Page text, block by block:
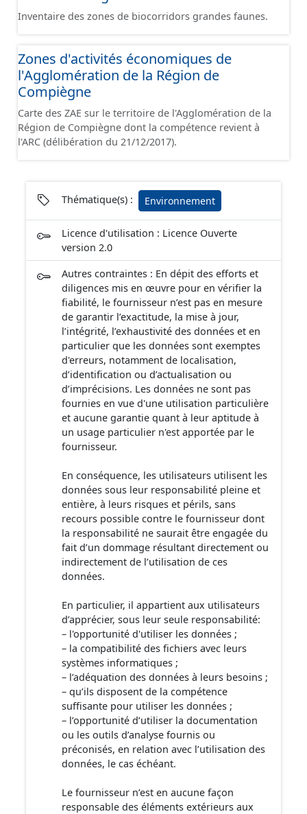
types de zones réglementaires : - les Zones de
Protection Spéciale - les Zones Spéciales de
Inventaire des zones de biocorridors grandes faunes.
Zones d'activités économiques de
l'Agglomération de la Région de
Compiègne
Carte des ZAE sur le territoire de l'Agglomération de la
Région de Compiègne dont la compétence revient à
l'ARC (délibération du 21/12/2017).
Thématique(s) : Environnement
Licence d'utilisation : Licence Ouverte
version 2.0
Autres contraintes : En dépit des efforts et
diligences mis en œuvre pour en vérifier la
fiabilité, le fournisseur n’est pas en mesure
de garantir l’exactitude, la mise à jour,
l’intégrité, l’exhaustivité des données et en
particulier que les données sont exemptes
d'erreurs, notamment de localisation,
d’identification ou d’actualisation ou
d’imprécisions. Les données ne sont pas
fournies en vue d'une utilisation particulière
et aucune garantie quant à leur aptitude à
un usage particulier n'est apportée par le
fournisseur.
En conséquence, les utilisateurs utilisent les
données sous leur responsabilité pleine et
entière, à leurs risques et périls, sans
recours possible contre le fournisseur dont
la responsabilité ne saurait être engagée du
fait d’un dommage résultant directement ou
indirectement de l’utilisation de ces
données.
En particulier, il appartient aux utilisateurs
d’apprécier, sous leur seule responsabilité:
– l'opportunité d'utiliser les données ;
– la compatibilité des fichiers avec leurs
systèmes informatiques ;
– l’adéquation des données à leurs besoins ;
– qu’ils disposent de la compétence
suffisante pour utiliser les données ;
– l’opportunité d’utiliser la documentation
ou les outils d’analyse fournis ou
préconisés, en relation avec l’utilisation des
données, le cas échéant.
Le fournisseur n’est en aucune façon
responsable des éléments extérieurs aux